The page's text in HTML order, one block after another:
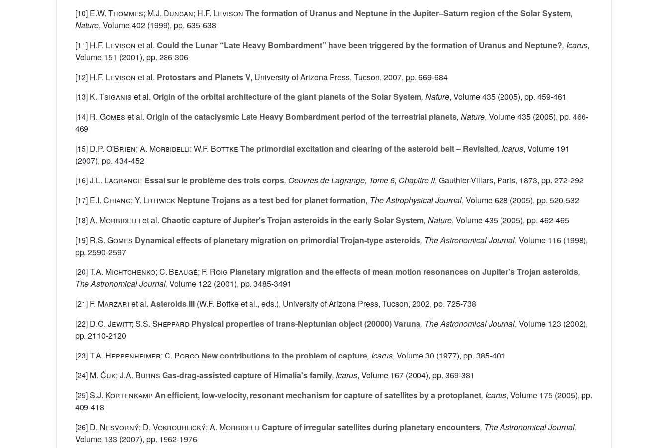
[10] E.W. Thommes; M.J. Duncan; H.F. Levison The formation of Uranus and Neptune in the Jupiter–Saturn region of the Solar System,
Nature, Volume 402 (1999), pp. 635-638
[11] H.F. Levison et al. Could the Lunar “Late Heavy Bombardment” have been triggered by the formation of Uranus and Neptune?, Icarus,
Volume 151 (2001), pp. 286-306
[12] H.F. Levison et al. Protostars and Planets V, University of Arizona Press, Tucson, 2007, pp. 669-684
[13] K. Tsiganis et al. Origin of the orbital architecture of the giant planets of the Solar System, Nature, Volume 435 (2005), pp. 459-461
[14] R. Gomes et al. Origin of the cataclysmic Late Heavy Bombardment period of the terrestrial planets, Nature, Volume 435 (2005), pp. 466-
469
[15] D.P. O'Brien; A. Morbidelli; W.F. Bottke The primordial excitation and clearing of the asteroid belt – Revisited, Icarus, Volume 191
(2007), pp. 434-452
[16]J.L. Lagrange Essai sur le problème des trois corps, Oeuvres de Lagrange, Tome 6, Chapitre II, Gauthier-Villars, Paris, 1873, pp. 272-292
[17] E.I. Chiang; Y. Lithwick Neptune Trojans as a test bed for planet formation, The Astrophysical Journal, Volume 628 (2005), pp. 520-532
[18]A. Morbidelli et al. Chaotic capture of Jupiter's Trojan asteroids in the early Solar System, Nature, Volume 435 (2005), pp. 462-465
[19] R.S. Gomes Dynamical effects of planetary migration on primordial Trojan-type asteroids, The Astronomical Journal, Volume 116 (1998),
pp. 2590-2597
[20]T.A. Michtchenko; C. Beaugé; F. Roig Planetary migration and the effects of mean motion resonances on Jupiter's Trojan asteroids,
The Astronomical Journal, Volume 122 (2001), pp. 3485-3491
[21] F. Marzari et al. Asteroids III (W.F. Bottkeet al., eds.), University of Arizona Press, Tucson, 2002, pp. 725-738
[22] D.C. Jewitt; S.S. Sheppard Physical properties of trans-Neptunian object (20000) Varuna, The Astronomical Journal, Volume 123 (2002),
pp. 2110-2120
[23]T.A. Heppenheimer; C. Porco New contributions to the problem of capture, Icarus, Volume 30 (1977), pp. 385-401
[24] M. Ćuk; J.A. Burns Gas-drag-assisted capture of Himalia's family, Icarus, Volume 167 (2004), pp. 369-381
[25]S.J. Kortenkamp An efficient, low-velocity, resonant mechanism for capture of satellites by a protoplanet, Icarus, Volume 175 (2005), pp.
409-418
[26] D. Nesvorný; D. Vokrouhlický; A. Morbidelli Capture of irregular satellites during planetary encounters, The Astronomical Journal,
Volume 133 (2007), pp. 1962-1976